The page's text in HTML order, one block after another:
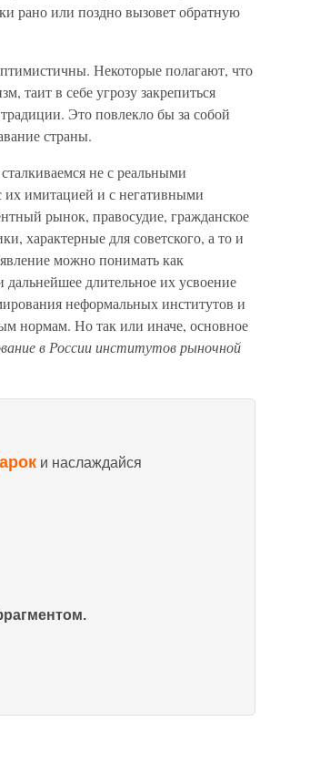
рано или поздно вызовет обратную
Некоторые полагают, что
таит в себе угрозу закрепиться
Это повлекло бы за собой
страны.
не с реальными
имитацией и с негативными
рынок, правосудие, гражданское
характерные для советского, а то и
можно понимать как
длительное их усвоение
неформальных институтов и
нормам. Но так или иначе, основное
в России институтов рыночной
и наслаждайся